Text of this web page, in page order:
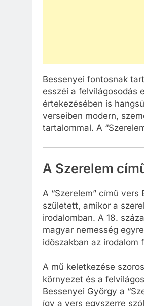
Bessenyei fontosnak
esszéi a felvilágosodás
értekezésében is
verseiben modern,
tartalommal. A
A Szerelem
A “Szerelem” című
született, amikor a
irodalomban. A 18.
magyar nemesség
időszakban az irodalom
A mű keletkezése
környezet és a
Bessenyei György a
így a vers egyszerre